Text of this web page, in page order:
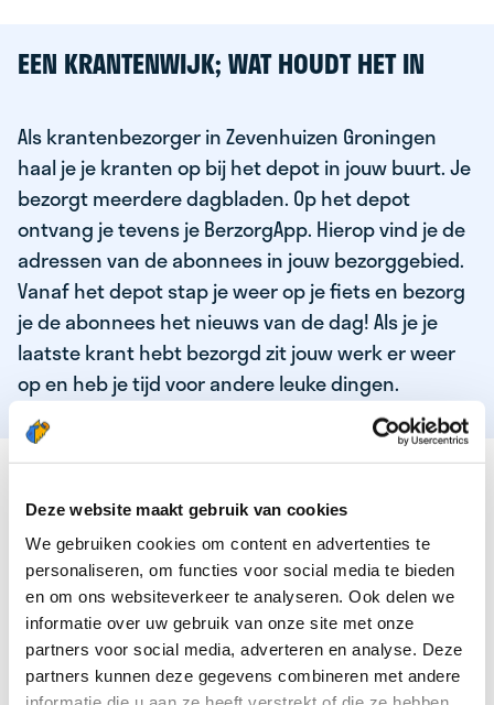
Deze website maakt gebruik van cookies
We gebruiken cookies om content en advertenties te
personaliseren, om functies voor social media te bieden
en om ons websiteverkeer te analyseren. Ook delen we
informatie over uw gebruik van onze site met onze
partners voor social media, adverteren en analyse. Deze
partners kunnen deze gegevens combineren met andere
EEN KRANTENWIJK; WAT HOUDT HET IN
Als krantenbezorger in Zevenhuizen Groningen
haal je je kranten op bij het depot in jouw buurt. Je
bezorgt meerdere dagbladen. Op het depot
ontvang je tevens je BerzorgApp. Hierop vind je de
adressen van de abonnees in jouw bezorggebied.
Vanaf het depot stap je weer op je fiets en bezorg
je de abonnees het nieuws van de dag! Als je je
laatste krant hebt bezorgd zit jouw werk er weer
op en heb je tijd voor andere leuke dingen.
DEZE KWALITEITEN HEEFT ONZE TOP
KRANTENBEZORGER
Je bent verantwoordelijk en zelfstandig
Je houdt van lekker bewegen in de frisse lucht
Je houdt vooral van fijn werk dat lekker bijverdient!
Je wordt blij van het bezorgen van het laatste nieuws